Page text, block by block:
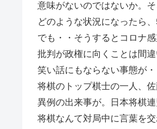
意味がないのではないか。
どのような状況になったら
でも・・そうするとコロナ
批判が政権に向くことは間
笑い話にもならない事態が
将棋のトップ棋士の一人、
異例の出来事が。日本将棋
将棋なんて対局中に言葉を